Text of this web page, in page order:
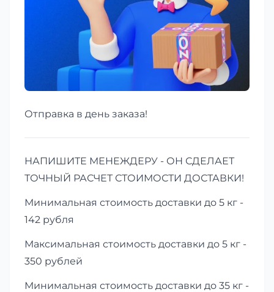
Отправка в день заказа!
НАПИШИТЕ МЕНЕЖДЕРУ - ОН СДЕЛАЕТ
ТОЧНЫЙ РАСЧЕТ СТОИМОСТИ ДОСТАВКИ!
Минимальная стоимость доставки до 5 кг -
142 рубля
Максимальная стоимость доставки до 5 кг -
350 рублей
Минимальная стоимость доставки до 35 кг -